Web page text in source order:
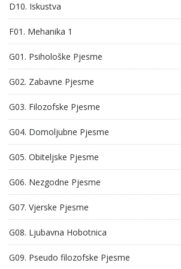
D10. Iskustva
F01. Mehanika 1
G01. Psihološke Pjesme
G02. Zabavne Pjesme
G03. Filozofske Pjesme
G04. Domoljubne Pjesme
G05. Obiteljske Pjesme
G06. Nezgodne Pjesme
G07. Vjerske Pjesme
G08. Ljubavna Hobotnica
G09. Pseudo filozofske Pjesme